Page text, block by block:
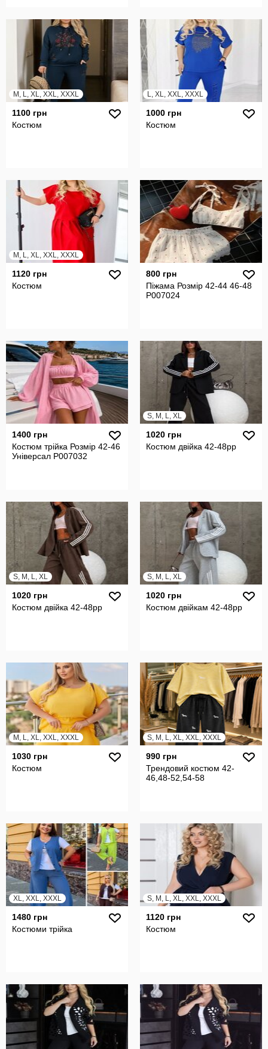
M, L, XL, XXL, XXXL
1100 грн
Костюм
L, XL, XXL, XXXL
1000 грн
Костюм
M, L, XL, XXL, XXXL
1120 грн
Костюм
800 грн
Піжама Розмір 42-44 46-48
P007024
1400 грн
Костюм трійка Розмір 42-46
Універсал P007032
S, M, L, XL
1020 грн
Костюм двійка 42-48рр
S, M, L, XL
1020 грн
Костюм двійка 42-48рр
S, M, L, XL
1020 грн
Костюм двійкам 42-48рр
M, L, XL, XXL, XXXL
1030 грн
Костюм
S, M, L, XL, XXL, XXXL
990 грн
Трендовий костюм 42-
46,48-52,54-58
XL, XXL, XXXL
1480 грн
Костюми трійка
S, M, L, XL, XXL, XXXL
1120 грн
Костюм